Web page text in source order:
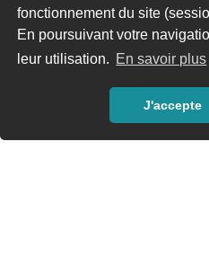
fonctionnement du site
En poursuivant votre
leur utilisation. En savoir plus
J'accepte